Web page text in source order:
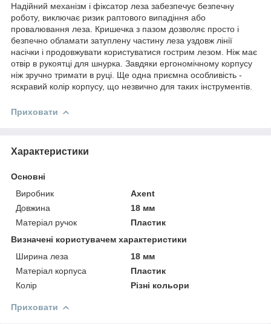
Надійний механізм і фіксатор леза забезпечує безпечну
роботу, виключає ризик раптового випадіння або
провалювання леза. Кришечка з пазом дозволяє просто і
безпечно обламати затуплену частину леза уздовж лінії
насічки і продовжувати користуватися гострим лезом. Ніж має
отвір в рукоятці для шнурка. Завдяки ергономічному корпусу
ніж зручно тримати в руці. Ще одна приємна особливість -
яскравий колір корпусу, що незвично для таких інструментів.
Приховати
Характеристики
Основні
Виробник
Axent
Довжина
18 мм
Матеріал ручок
Пластик
Визначені користувачем характеристики
Ширина леза
18 мм
Матеріал корпуса
Пластик
Колір
Різні кольори
Приховати